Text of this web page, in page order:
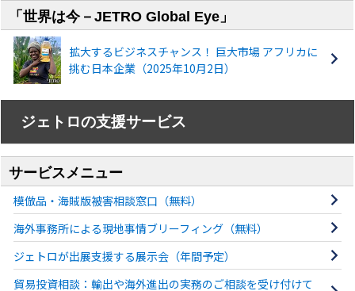
「世界は今－JETRO Global Eye」
拡大するビジネスチャンス！ 巨大市場 アフリカに
挑む日本企業（2025年10月2日）
ジェトロの支援サービス
サービスメニュー
模倣品・海賊版被害相談窓口（無料）
海外事務所による現地事情ブリーフィング（無料）
ジェトロが出展支援する展示会（年間予定）
貿易投資相談：輸出や海外進出の実務のご相談を受け付けて